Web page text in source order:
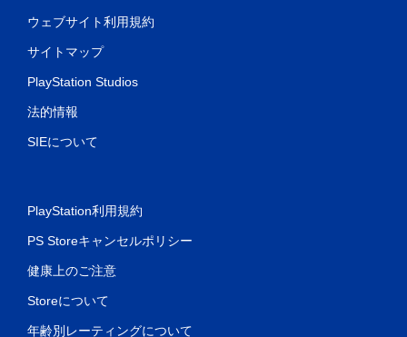
ウェブサイト利用規約
サイトマップ
PlayStation Studios
法的情報
SIEについて
PlayStation利用規約
PS Storeキャンセルポリシー
健康上のご注意
Storeについて
年齢別レーティングについて